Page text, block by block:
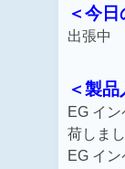
＜今
出張中
＜製品
EG イン
荷しま
EG イン